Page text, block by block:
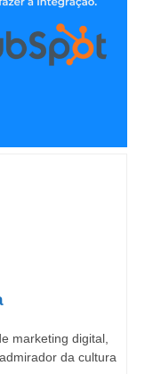
marketing digital,
da cultura